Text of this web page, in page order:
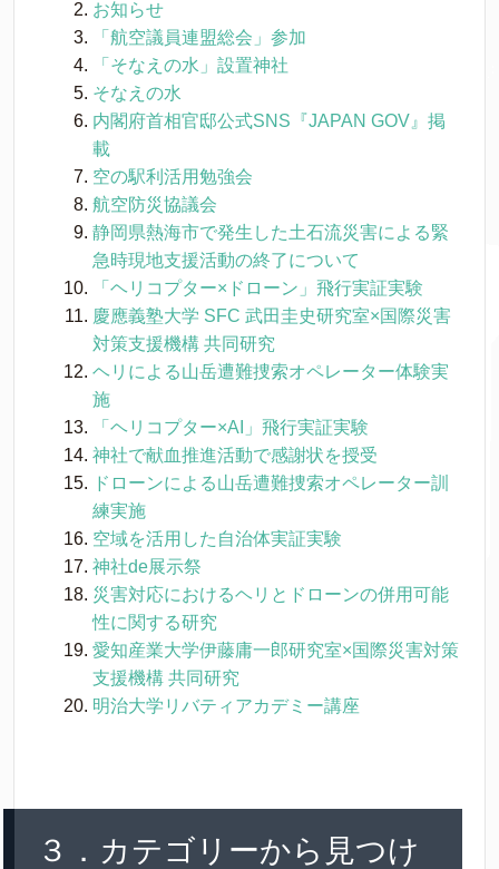
お知らせ
「航空議員連盟総会」参加
「そなえの水」設置神社
そなえの水
内閣府首相官邸公式SNS『JAPAN GOV』掲
載
空の駅利活用勉強会
航空防災協議会
静岡県熱海市で発生した土石流災害による緊
急時現地支援活動の終了について
「ヘリコプター×ドローン」飛行実証実験
慶應義塾大学 SFC 武田圭史研究室×国際災害
対策支援機構 共同研究
ヘリによる山岳遭難捜索オペレーター体験実
施
「ヘリコプター×AI」飛行実証実験
神社で献血推進活動で感謝状を授受
ドローンによる山岳遭難捜索オペレーター訓
練実施
空域を活用した自治体実証実験
神社de展示祭
災害対応におけるヘリとドローンの併用可能
性に関する研究
愛知産業大学伊藤庸一郎研究室×国際災害対策
支援機構 共同研究
明治大学リバティアカデミー講座
３．カテゴリーから見つけ